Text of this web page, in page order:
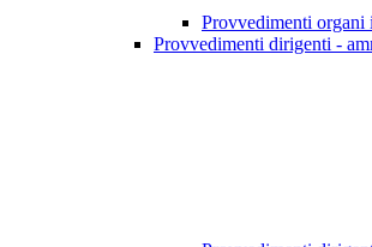
Provvedimenti
Provvedimenti dirigenti -